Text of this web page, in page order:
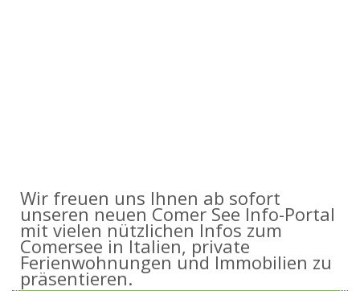
Wir freuen uns Ihnen ab sofort
unseren neuen Comer See Info-Portal
mit vielen nützlichen Infos zum
Comersee in Italien, private
Ferienwohnungen und Immobilien zu
präsentieren.